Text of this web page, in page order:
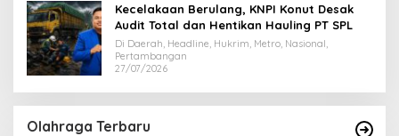
Kecelakaan Berulang, KNPI Konut Desak
Audit Total dan Hentikan Hauling PT SPL
Di Daerah, Headline, Hukrim, Metro, Nasional,
Pertambangan
27/07/2026
Olahraga Terbaru